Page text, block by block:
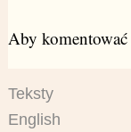
Aby komentować
Teksty
English